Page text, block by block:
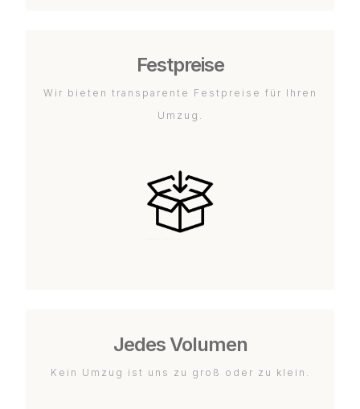
Festpreise
Wir bieten transparente Festpreise für Ihren
Umzug.
Jedes Volumen
Kein Umzug ist uns zu groß oder zu klein.